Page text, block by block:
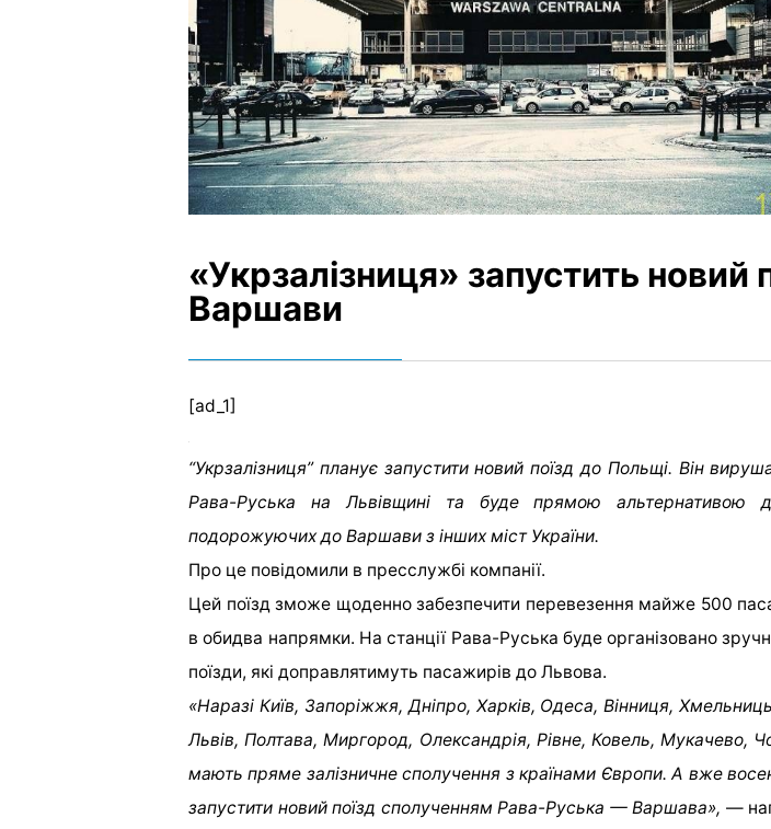
«Укрзалізниця» запустить новий
Варшави
[ad_1]
“Укрзалізниця” планує запустити новий поїзд до Польщі. Він
Рава-Руська на Львівщині та буде прямою альтернативою
подорожуючих до Варшави з інших міст України.
Про це повідомили в пресслужбі компанії.
Цей поїзд зможе щоденно забезпечити перевезення майже 500
в обидва напрямки. На станції Рава-Руська буде організовано
поїзди, які доправлятимуть пасажирів до Львова.
«Наразі Київ, Запоріжжя, Дніпро, Харків, Одеса, Вінниця,
Львів, Полтава, Миргород, Олександрія, Рівне, Ковель, Мукачево,
мають пряме залізничне сполучення з країнами Європи. А вже
запустити новий поїзд сполученням Рава-Руська — Варшава», —